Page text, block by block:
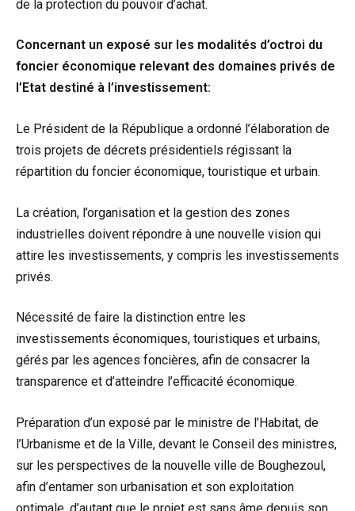
de la protection du pouvoir d’achat.
Concernant un exposé sur les modalités d’octroi du
foncier économique relevant des domaines privés de
l’Etat destiné à l’investissement:
Le Président de la République a ordonné l’élaboration de
trois projets de décrets présidentiels régissant la
répartition du foncier économique, touristique et urbain.
La création, l’organisation et la gestion des zones
industrielles doivent répondre à une nouvelle vision qui
attire les investissements, y compris les investissements
privés.
Nécessité de faire la distinction entre les
investissements économiques, touristiques et urbains,
gérés par les agences foncières, afin de consacrer la
transparence et d’atteindre l’efficacité économique.
Préparation d’un exposé par le ministre de l’Habitat, de
l’Urbanisme et de la Ville, devant le Conseil des ministres,
sur les perspectives de la nouvelle ville de Boughezoul,
afin d’entamer son urbanisation et son exploitation
optimale, d’autant que le projet est sans âme depuis son